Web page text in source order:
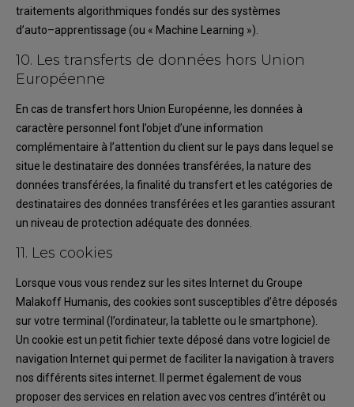
traitements algorithmiques fondés sur des systèmes
d’auto–apprentissage (ou « Machine Learning »).
10. Les transferts de données hors Union
Européenne
En cas de transfert hors Union Européenne, les données à
caractère personnel font l’objet d’une information
complémentaire à l’attention du clientsur le pays dans lequel se
situe le destinataire des données transférées, la nature des
données transférées, la finalité du transfert et les catégories de
destinataires des données transférées et les garanties assurant
un niveau de protection adéquate des données
11. Les cookies
Lorsque vous vous rendez sur les sites Internet du Groupe
Malakoff Humanis, des cookies sontsusceptibles d’être déposés
sur votre terminal (l’ordinateur, la tablette ou le smartphone).
Un cookie est un petit fichier texte déposé dans votre logiciel de
navigation Internet qui permet de faciliter la navigation à travers
nos différents sites internet. Il permet également de vous
proposer des services en relation avec vos centres d’intérêt ou